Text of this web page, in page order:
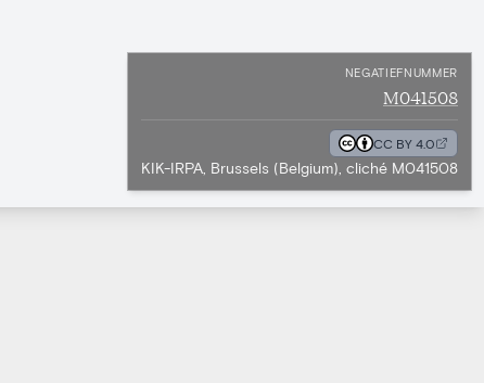
NEGATIEFNUMMER
M041508
CC BY 4.0
KIK-IRPA, Brussels (Belgium), cliché M041508